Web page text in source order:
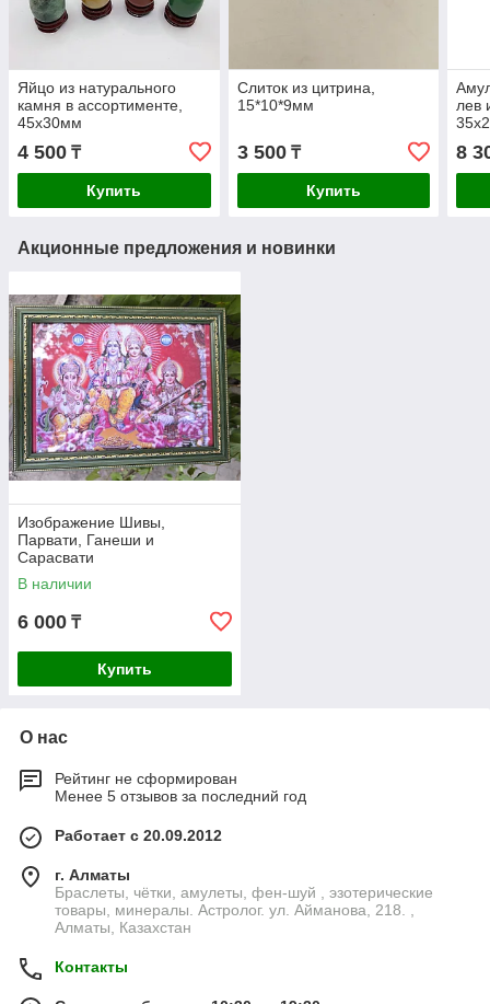
Яйцо из натурального
камня в ассортименте,
45х30мм
4 500 ₸
Купить
Слиток из цитрина,
15*10*9мм
3 500₸
Купить
лев
8
Акционные предложения и новинки
Изображение Шивы,
Парвати, Ганеши и
Сарасвати
В наличии
6 000 ₸
Купить
О нас
Рейтинг не сформирован
Менее 5 отзывов за последний год
Работает с 20.09.2012
г. Алматы
Браслеты, чётки, амулеты, фен-шуй , эзотерические
товары, минералы. Астролог. ул. Айманова, 218. ,
Алматы, Казахстан
Контакты